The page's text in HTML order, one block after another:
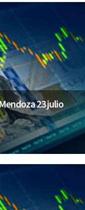
23 julio